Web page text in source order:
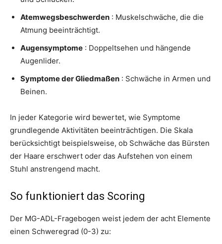
Atemwegsbeschwerden : Muskelschwäche, die die
Atmung beeinträchtigt.
Augensymptome : Doppeltsehen und hängende
Augenlider.
Symptome der Gliedmaßen : Schwäche in Armen und
Beinen.
In jeder Kategorie wird bewertet, wie Symptome
grundlegende Aktivitäten beeinträchtigen. Die Skala
berücksichtigt beispielsweise, ob Schwäche das Bürsten
der Haare erschwert oder das Aufstehen von einem
Stuhl anstrengend macht.
So funktioniert das Scoring
Der MG-ADL-Fragebogen weist jedem der acht Elemente
einen Schweregrad (0-3) zu: